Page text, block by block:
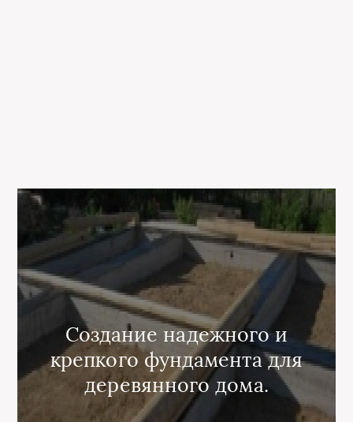
Создание надежного и
крепкого фундамента для
деревянного дома.